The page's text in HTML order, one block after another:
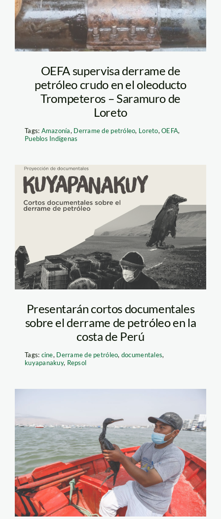
OEFA supervisa derrame de
petróleo crudo en el oleoducto
Trompeteros – Saramuro de
Loreto
Tags: Amazonía, Derrame de petróleo, Loreto,OEFA,
Pueblos Indígenas
documentales
derrame de petroleo
Presentarán cortos documentales
sobre el derrame de petróleo en la
costa de Perú
Tags: cine, Derrame de petróleo, documentales,
kuyapanakuy, Repsol
pescador-de-ancona—
andina